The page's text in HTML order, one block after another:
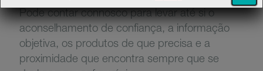
Pode contar connosco para levar até si o
aconselhamento de confiança, a informação
objetiva, os produtos de que precisa e a
proximidade que encontra sempre que se